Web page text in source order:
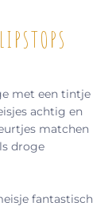
met een tintje
achtig en
matchen
droge
fantastisch